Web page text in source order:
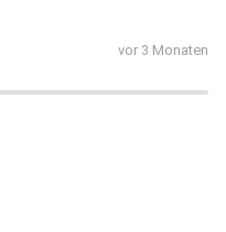
vor 3 Monaten